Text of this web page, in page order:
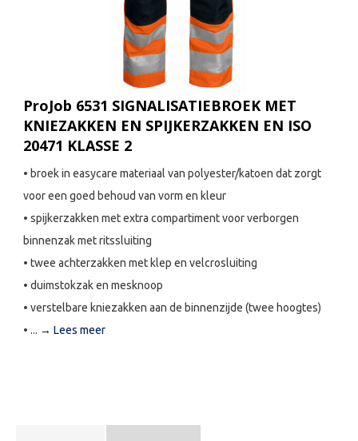
ProJob 6531 SIGNALISATIEBROEK MET
KNIEZAKKEN EN SPIJKERZAKKEN EN ISO
20471 KLASSE 2
• broek in easycare materiaal van polyester/katoen dat zorgt
voor een goed behoud van vorm en kleur
• spijkerzakken met extra compartiment voor verborgen
binnenzak met ritssluiting
• twee achterzakken met klep en velcrosluiting
• duimstokzak en mesknoop
• verstelbare kniezakken aan de binnenzijde (twee hoogtes)
• ... → Lees meer